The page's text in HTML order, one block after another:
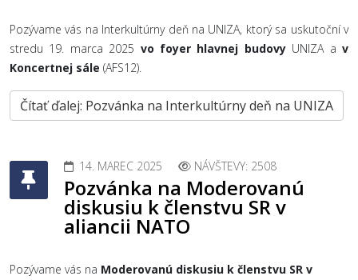
Pozývame vás na Interkultúrny deň na UNIZA, ktorý sa uskutoční v
stredu 19. marca 2025 vo foyer hlavnej budovyUNIZA av
Koncertnej sále (AFS12).
Čítať ďalej: Pozvánka na Interkultúrny deň na UNIZA
14. MAREC 2025 NÁVŠTEVY: 2508
Pozvánka na Moderovanú
diskusiu k členstvu SR v
aliancii NATO
Pozývame vás na Moderovanú diskusiu k členstvu SR v